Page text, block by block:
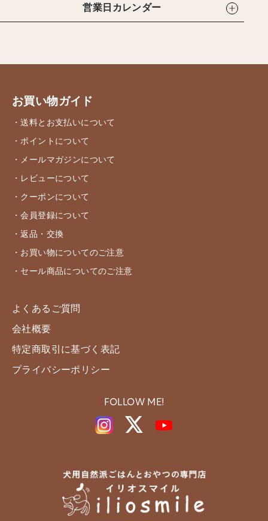
営業日カレンダー
お買い物ガイド
・送料とお支払いについて
・ポイントについて
・メールマガジンについて
・レビューについて
・クーポンについて
・会員登録について
・返品・交換
・お買い物についてのご注意
・セール商品についてのご注意
よくあるご質問
会社概要
特定商取引に基づく表記
プライバシーポリシー
FOLLOW ME!